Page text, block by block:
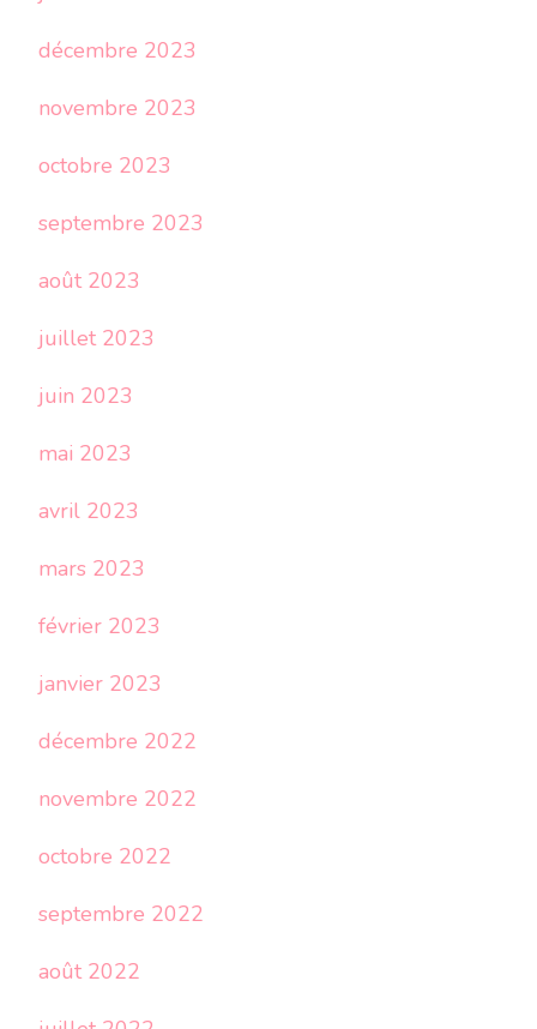
décembre 2023
novembre 2023
octobre 2023
septembre 2023
août 2023
juillet 2023
juin 2023
mai 2023
avril 2023
mars 2023
février 2023
janvier 2023
décembre 2022
novembre 2022
octobre 2022
septembre 2022
août 2022